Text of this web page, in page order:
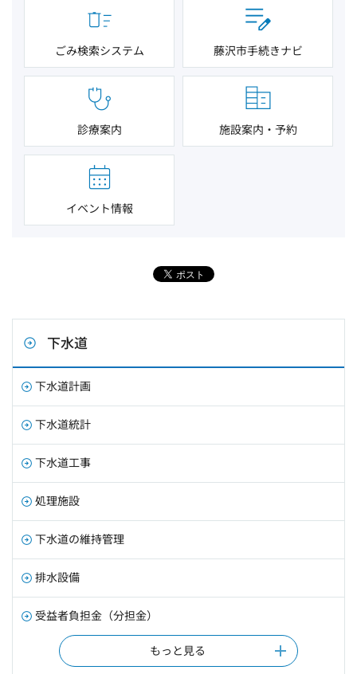
ごみ検索システム 藤沢市手続きナビ
診療案内 施設案内・予約
イベント情報
下水道
下水道計画
下水道統計
下水道工事
処理施設
下水道の維持管理
排水設備
受益者負担金（分担金）
もっと見る